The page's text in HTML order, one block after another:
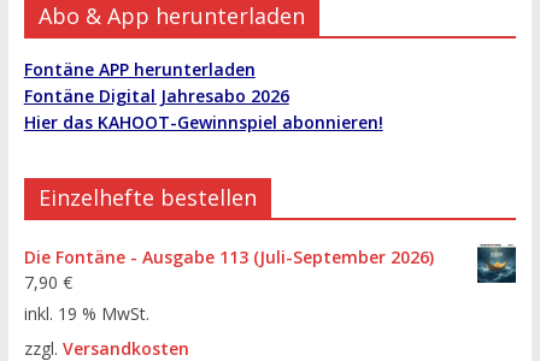
Abo & App herunterladen
Fontäne APP herunterladen
Fontäne Digital Jahresabo 2026
Hier das KAHOOT-Gewinnspiel abonnieren!
Einzelhefte bestellen
Die Fontäne - Ausgabe 113 (Juli-September 2026)
7,90 €
inkl. 19 % MwSt.
zzgl. Versandkosten